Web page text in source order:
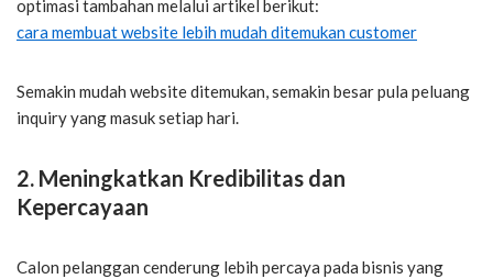
optimasi tambahan melalui artikel berikut:
cara membuat website lebih mudah ditemukan customer
Semakin mudah website ditemukan, semakin besar pula peluang
inquiry yang masuk setiap hari.
2. Meningkatkan Kredibilitas dan
Kepercayaan
Calon pelanggan cenderung lebih percaya pada bisnis yang